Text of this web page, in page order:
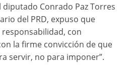
Conrado Paz Torres
del PRD, expuso que
responsabilidad, con
la firme convicción de que
servir, no para imponer”.